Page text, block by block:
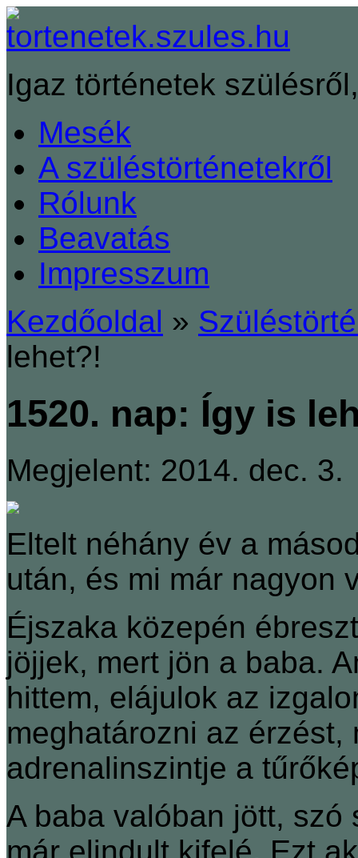
Igaz történetek
Mesék
A szüléstörténetekről
Rólunk
Beavatás
Impresszum
Kezdőoldal »
lehet?!
1520. nap: Így is
Megjelent: 2014. dec. 3.
Eltelt néhány év a
után, és mi már nagyon
Éjszaka közepén
jöjjek, mert jön a baba.
hittem, elájulok az
meghatározni az érzést,
adrenalinszintje a
A baba valóban jött,
már elindult kifelé. Ezt